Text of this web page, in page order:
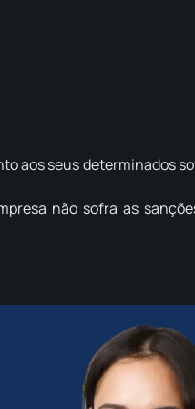
aos seus determinados
não sofra as